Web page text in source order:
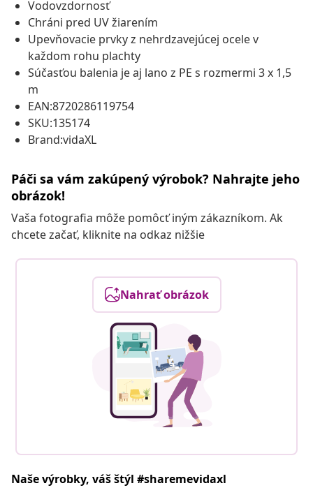
Vodovzdornosť
Chráni pred UV žiarením
Upevňovacie prvky z nehrdzavejúcej ocele v
každom rohu plachty
Súčasťou balenia je aj lano z PE s rozmermi 3 x 1,5
m
EAN:8720286119754
SKU:135174
Brand:vidaXL
Páči sa vám zakúpený výrobok? Nahrajte jeho
obrázok!
Vaša fotografia môže pomôcť iným zákazníkom. Ak
chcete začať, kliknite na odkaz nižšie
Nahrať obrázok
Naše výrobky, váš štýl #sharemevidaxl